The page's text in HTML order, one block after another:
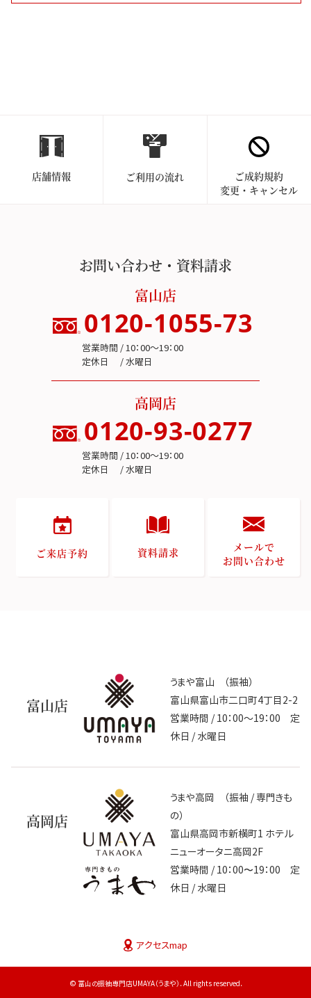
店舗情報 ご利用の流れ
ご成約規約
変更・キャンセル
お問い合わせ・資料請求
富山店
0120-1055-73
営業時間 / 10：00～19：00
定休日 / 水曜日
高岡店
0120-93-0277
営業時間 / 10：00～19：00
定休日 / 水曜日
ご来店予約 資料請求
メールで
お問い合わせ
富山店
うまや富山 （振袖）
富山県富山市二口町4丁目2-2
営業時間 / 10：00～19：00 定
休日 / 水曜日
高岡店
うまや高岡 （振袖 / 専門きも
の）
富山県高岡市新横町1 ホテル
ニューオータニ高岡2F
営業時間 / 10：00〜19：00 定
休日 / 水曜日
アクセスmap
© 富山の振袖専門店UMAYA（うまや）. All rights reserved.